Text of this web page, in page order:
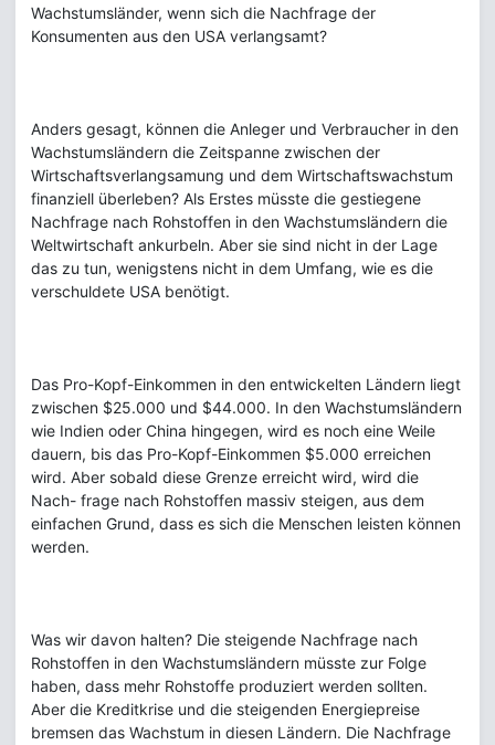
Wachstumsländer, wenn sich die Nachfrage der
Konsumenten aus den USA verlangsamt?
Anders gesagt, können die Anleger und Verbraucher in den
Wachstumsländern die Zeitspanne zwischen der
Wirtschaftsverlangsamung und dem Wirtschaftswachstum
finanziell überleben? Als Erstes müsste die gestiegene
Nachfrage nach Rohstoffen in den Wachstumsländern die
Weltwirtschaft ankurbeln. Aber sie sind nicht in der Lage
das zu tun, wenigstens nicht in dem Umfang, wie es die
verschuldete USA benötigt.
Das Pro-Kopf-Einkommen in den entwickelten Ländern liegt
zwischen $25.000 und $44.000. In den Wachstumsländern
wie Indien oder China hingegen, wird es noch eine Weile
dauern, bis das Pro-Kopf-Einkommen $5.000 erreichen
wird. Aber sobald diese Grenze erreicht wird, wird die
Nach- frage nach Rohstoffen massiv steigen, aus dem
einfachen Grund, dass es sich die Menschen leisten können
werden.
Was wir davon halten? Die steigende Nachfrage nach
Rohstoffen in den Wachstumsländern müsste zur Folge
haben, dass mehr Rohstoffe produziert werden sollten.
Aber die Kreditkrise und die steigenden Energiepreise
bremsen das Wachstum in diesen Ländern. Die Nachfrage